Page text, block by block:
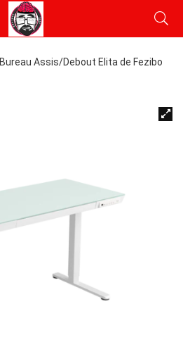
Bureau Assis/Debout Elita de Fezibo